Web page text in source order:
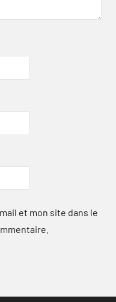
et mon site dans le